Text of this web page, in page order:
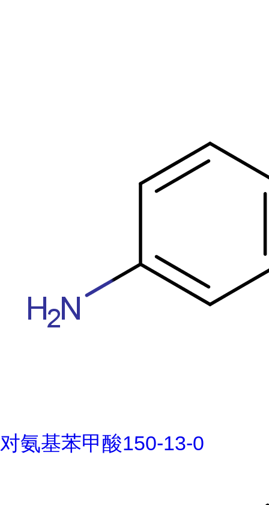
对氨基苯甲酸150-13-0